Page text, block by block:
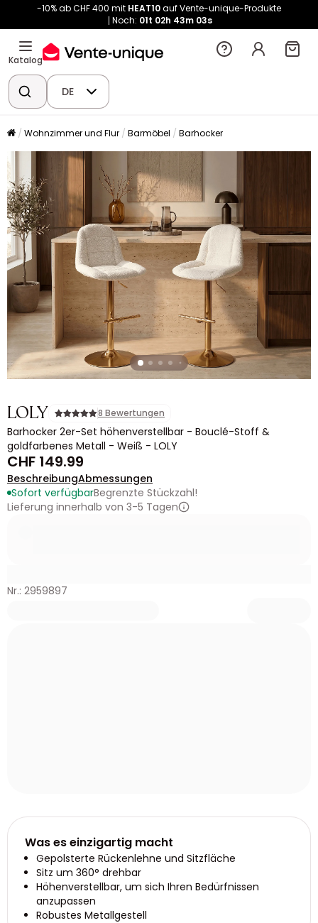
-10% ab CHF 400 mit HEAT10auf Vente-unique-Produkte
Noch: 01t 02h 43m 03s
Katalog
DE
Wohnzimmer und Flur Barmöbel Barhocker
LOLY 8 Bewertungen
Barhocker 2er-Set höhenverstellbar - Bouclé-Stoff &
goldfarbenes Metall - Weiß - LOLY
CHF 149.99
BeschreibungAbmessungen
Sofort verfügbarBegrenzte Stückzahl!
Lieferung innerhalb von 3-5 Tagen
Nr.: 2959897
Was es einzigartig macht
Gepolsterte Rückenlehne und Sitzfläche
Sitz um 360° drehbar
Höhenverstellbar, um sich Ihren Bedürfnissen
anzupassen
Robustes Metallgestell